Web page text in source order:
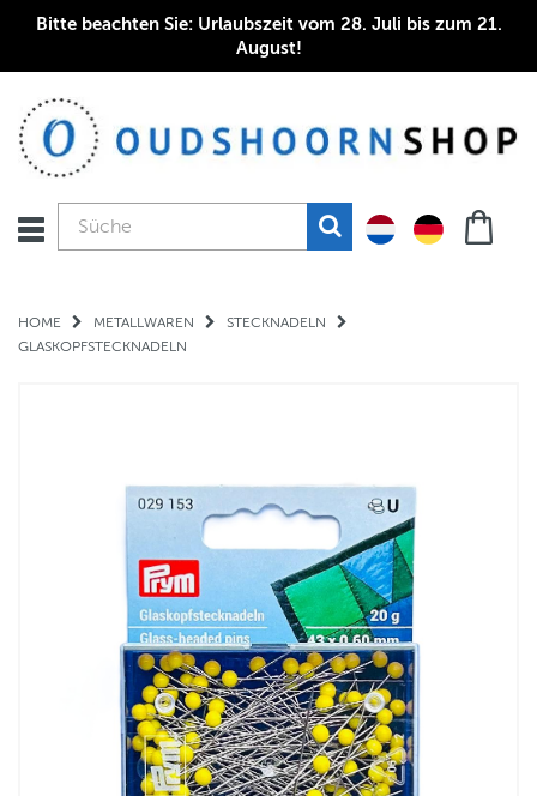
Bitte beachten Sie: Urlaubszeit vom 28. Juli bis zum 21.
August!
HOME METALLWAREN
STECKNADELN
GLASKOPFSTECKNADELN